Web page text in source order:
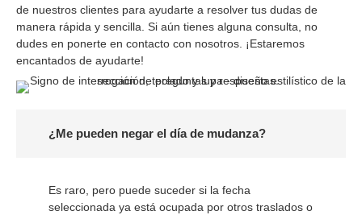
de nuestros clientes para ayudarte a resolver tus dudas de
manera rápida y sencilla. Si aún tienes alguna consulta, no
dudes en ponerte en contacto con nosotros. ¡Estaremos
encantados de ayudarte!
¿Me pueden negar el día de mudanza?
Es raro, pero puede suceder si la fecha
seleccionada ya está ocupada por otros traslados o